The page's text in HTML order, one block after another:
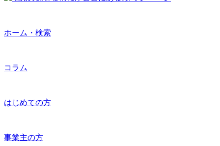
ホーム・検索
コラム
はじめての方
事業主の方